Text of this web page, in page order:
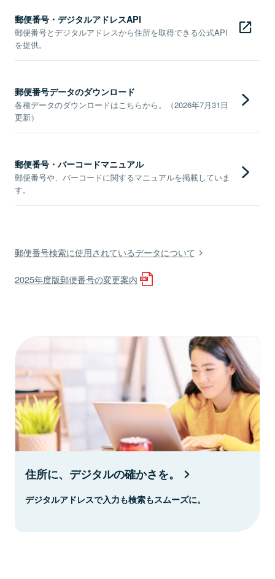
郵便番号・デジタルアドレスAPI
郵便番号とデジタルアドレスから住所を取得できる公式API
を提供。
郵便番号データのダウンロード
各種データのダウンロードはこちらから。（2026年7月31日
更新）
郵便番号・バーコードマニュアル
郵便番号や、バーコードに関するマニュアルを掲載していま
す。
郵便番号検索に使用されているデータについて
2025年度版郵便番号の変更案内
住所に、デジタルの確かさを。
デジタルアドレスで入力も検索もスムーズに。